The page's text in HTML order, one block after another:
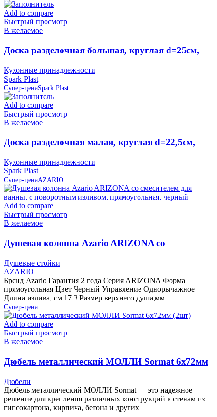
Add to compare
Быстрый просмотр
В желаемое
Доска разделочная большая, круглая d=25см,
819586)
Кухонные принадлежности
Spark Plast
Супер-ценаSpark Plast
Add to compare
Быстрый просмотр
В желаемое
Доска разделочная малая, круглая d=22,5см,
Кухонные принадлежности
Spark Plast
Супер-ценаAZARIO
Add to compare
Быстрый просмотр
В желаемое
Душевая колонна Azario ARIZONA со
прямоугольная, черный
Душевые стойки
AZARIO
Бренд Azario Гарантия 2 года Серия ARIZONA Форма
прямоугольная Цвет Черный Управление Однорычажное
Длина излива, см 17.3 Размер верхнего душа,мм
Супер-цена
Add to compare
Быстрый просмотр
В желаемое
Дюбель металлический МОЛЛИ Sormat 6х72мм
Дюбели
Дюбель металлический МОЛЛИ Sormat — это надежное
решение для крепления различных конструкций к стенам из
гипсокартона, кирпича, бетона и других